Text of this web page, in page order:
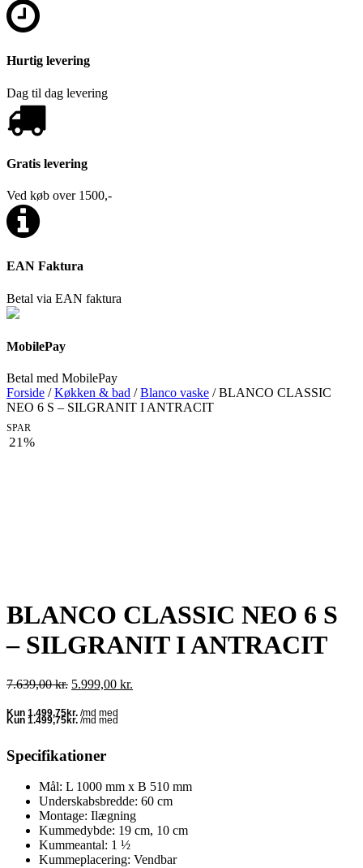
Hurtig levering
Dag til dag levering
Gratis levering
Ved køb over 1500,-
EAN Faktura
Betal via EAN faktura
MobilePay
Betal med MobilePay
Forside /Køkken & bad /Blanco vaske / BLANCO CLASSIC
NEO 6 S – SILGRANIT I ANTRACIT
SPAR
21%
BLANCO CLASSIC NEO 6 S
– SILGRANIT I ANTRACIT
7.639,00kr. Den
pris
var:
5.999,00 kr.
Specifikationer
Mål: L 1000 mm x B 510 mm
Underskabsbredde: 60 cm
Montage: Ilægning
Kummedybde: 19 cm, 10 cm
Kummeantal: 1 ½
Kummeplacering: Vendbar